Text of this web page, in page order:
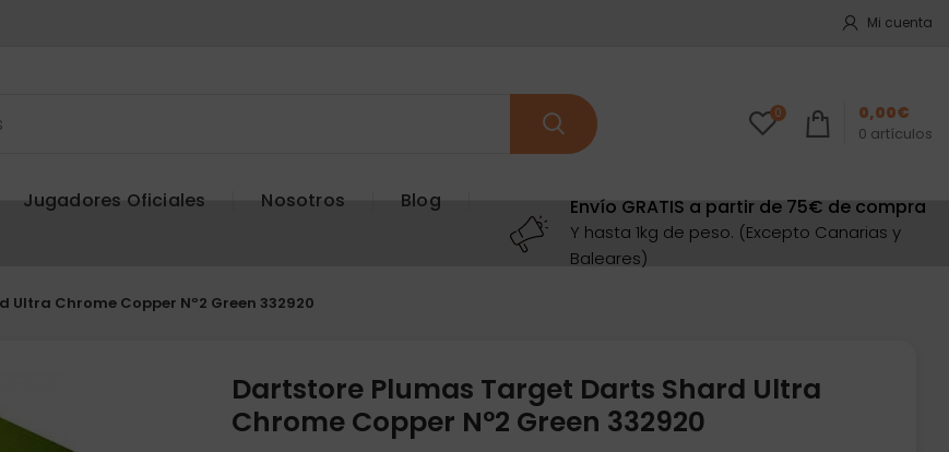
Mi cuenta
0
0 artículos
0,00€
Jugadores Oficiales Nosotros Blog Envío GRATIS a partir de 75€ de compra
Y hasta 1kg de peso. (Excepto Canarias y
Baleares)
Chrome Copper Nº2 Green 332920
Dartstore Plumas Target Darts Shard Ultra
Chrome Copper Nº2 Green 332920